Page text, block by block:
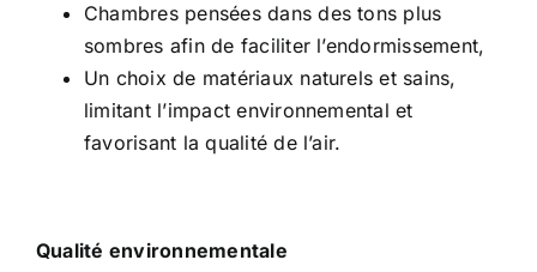
Chambres pensées dans des tons plus
sombres afin de faciliter l’endormissement,
Un choix de matériaux naturels et sains,
limitant l’impact environnemental et
favorisant la qualité de l’air.
Qualité environnementale